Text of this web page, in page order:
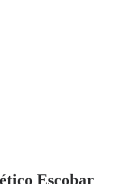
Escobar